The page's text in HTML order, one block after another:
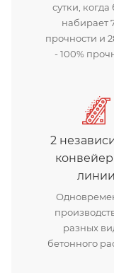
сутки, когда
набирает
прочности и
- 100%
2
линии
разных
бетонного